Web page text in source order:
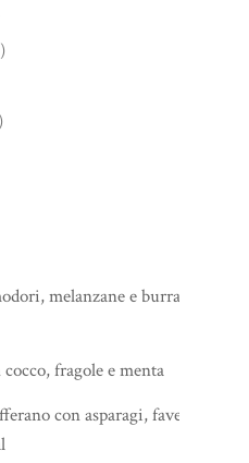
melanzane e burrata
fragole e menta
con asparagi, fave